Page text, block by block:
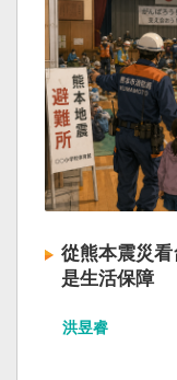
近平思想嗎
項。」這是每
事問題。港媒
洗了多少人
大續任鋪平道
名中央委員被
職務。另外還
領銜的是兩名
新疆黨委書記
立、原軍委政
隊政委李偉、
前空軍政委郭
戰後許多殖民
主化的歷史。
國，八一五這
同於有國家歷
自己國家的歷
逐政權，造成
史。或許會有
路。 如果一
九年中華人民
民黨蔣介石政
史就會是另一
國問題，中國
四五年八一五
從熊本震災
是生活保障
援速度與災後
洪昱睿